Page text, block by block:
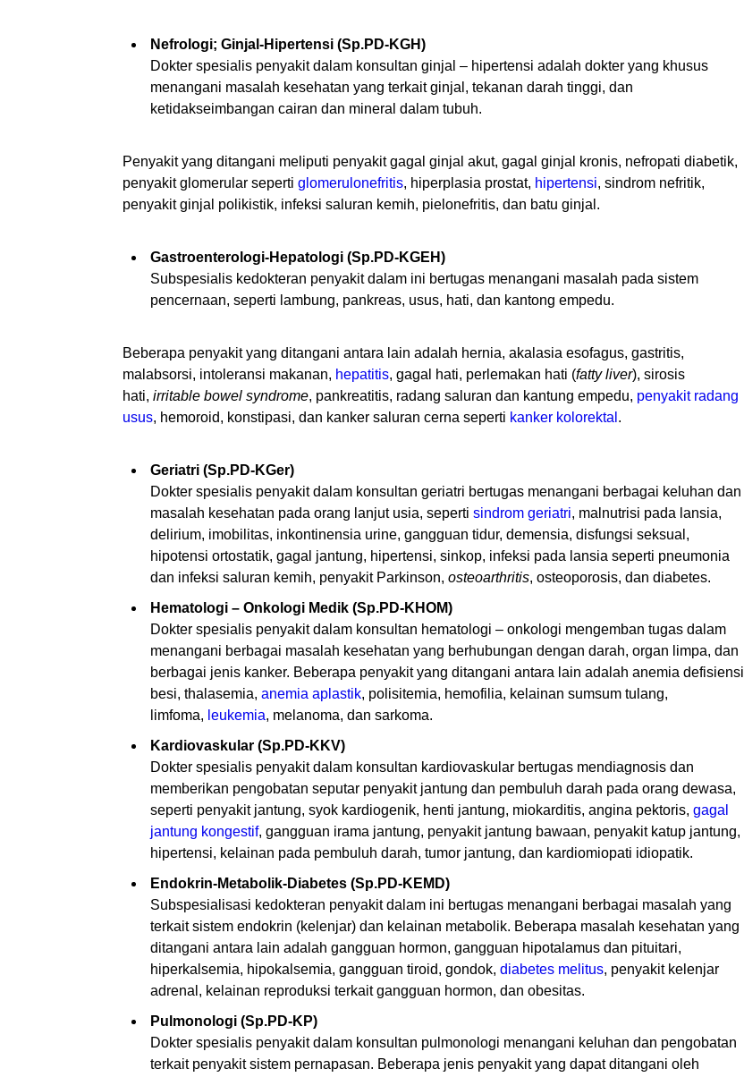
Nefrologi; Ginjal-Hipertensi (Sp.PD-KGH)
Dokter spesialis penyakit dalam konsultan ginjal – hipertensi adalah dokter yang khusus
menangani masalah kesehatan yang terkait ginjal, tekanan darah tinggi, dan
ketidakseimbangan cairan dan mineral dalam tubuh.
Penyakit yang ditangani meliputi penyakit gagal ginjal akut, gagal ginjal kronis, nefropati diabetik,
penyakit glomerular seperti glomerulonefritis, hiperplasia prostat, hipertensi, sindrom nefritik,
penyakit ginjal polikistik, infeksi saluran kemih, pielonefritis, dan batu ginjal.
Gastroenterologi-Hepatologi (Sp.PD-KGEH)
Subspesialis kedokteran penyakit dalam ini bertugas menangani masalah pada sistem
pencernaan, seperti lambung, pankreas, usus, hati, dan kantong empedu.
Beberapa penyakit yang ditangani antara lain adalah hernia, akalasia esofagus, gastritis,
malabsorsi, intoleransi makanan, hepatitis, gagal hati, perlemakan hati (fatty liver), sirosis
hati, irritable bowel syndrome, pankreatitis, radang saluran dan kantung empedu, penyakit radang
usus, hemoroid, konstipasi, dan kanker saluran cerna seperti kanker kolorektal .
Geriatri (Sp.PD-KGer)
Dokter spesialis penyakit dalam konsultan geriatri bertugas menangani berbagai keluhan dan
masalah kesehatan pada orang lanjut usia, seperti sindrom geriatri, malnutrisi pada lansia,
delirium, imobilitas, inkontinensia urine, gangguan tidur, demensia, disfungsi seksual,
hipotensi ortostatik, gagal jantung, hipertensi, sinkop, infeksi pada lansia seperti pneumonia
dan infeksi saluran kemih, penyakit Parkinson, osteoarthritis, osteoporosis, dan diabetes.
Hematologi – Onkologi Medik (Sp.PD-KHOM)
Dokter spesialis penyakit dalam konsultan hematologi – onkologi mengemban tugas dalam
menangani berbagai masalah kesehatan yang berhubungan dengan darah, organ limpa, dan
berbagai jenis kanker. Beberapa penyakit yang ditangani antara lain adalah anemia defisiensi
besi, thalasemia, anemia aplastik, polisitemia, hemofilia, kelainan sumsum tulang,
limfoma, leukemia, melanoma, dan sarkoma.
Kardiovaskular (Sp.PD-KKV)
Dokter spesialis penyakit dalam konsultan kardiovaskular bertugas mendiagnosis dan
memberikan pengobatan seputar penyakit jantung dan pembuluh darah pada orang dewasa,
seperti penyakit jantung, syok kardiogenik, henti jantung, miokarditis, angina pektoris, gagal
jantung kongestif, gangguan irama jantung, penyakit jantung bawaan, penyakit katup jantung,
hipertensi, kelainan pada pembuluh darah, tumor jantung, dan kardiomiopati idiopatik.
Endokrin-Metabolik-Diabetes (Sp.PD-KEMD)
Subspesialisasi kedokteran penyakit dalam ini bertugas menangani berbagai masalah yang
terkait sistem endokrin (kelenjar) dan kelainan metabolik. Beberapa masalah kesehatan yang
ditangani antara lain adalah gangguan hormon, gangguan hipotalamus dan pituitari,
hiperkalsemia, hipokalsemia, gangguan tiroid, gondok, diabetes melitus, penyakit kelenjar
adrenal, kelainan reproduksi terkait gangguan hormon, dan obesitas.
Pulmonologi (Sp.PD-KP)
Dokter spesialis penyakit dalam konsultan pulmonologi menangani keluhan dan pengobatan
terkait penyakit sistem pernapasan. Beberapa jenis penyakit yang dapat ditangani oleh